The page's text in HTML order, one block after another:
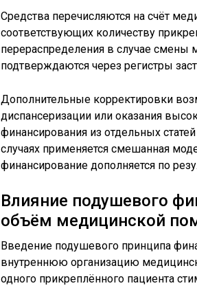
Средства перечисляются на счёт
соответствующих количеству
перераспределения в случае
подтверждаются через регистры
Дополнительные корректировки
диспансеризации или оказания
финансирования из отдельных
случаях применяется смешанная
финансирование дополняется по
Влияние подушевого
объём медицинской
Введение подушевого принципа
внутреннюю организацию
одного прикреплённого пациента